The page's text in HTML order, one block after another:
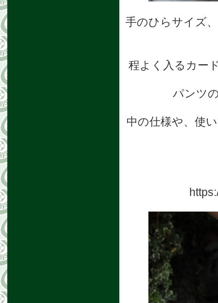
手のひらサイズ
程よく入るカー
パンツ
中の仕様や、使